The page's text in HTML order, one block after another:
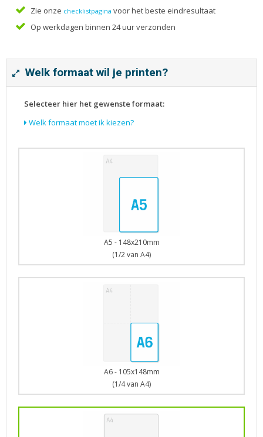
Rouwkaarten
Scripties
Tijdschriften
Verhuiskaarten
Zie onze checklistpagina voor het beste eindresultaat
Op werkdagen binnen 24 uur verzonden
Welk formaat wil je printen?
Selecteer hier het gewenste formaat:
Welk formaat moet ik kiezen?
A5 - 148x210mm
(1/2 van A4)
A6 - 105x148mm
(1/4 van A4)